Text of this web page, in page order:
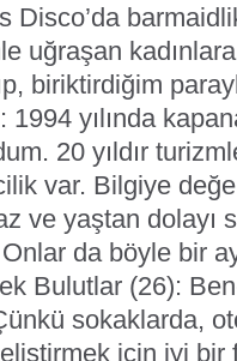
Disco’da
uğraşan kadınlara
biriktirdiğim
1994 yılında
20 yıldır
var. Bilgiye
ve yaştan dolayı
da böyle bir
Bulutlar (26):
sokaklarda,
için iyi bir